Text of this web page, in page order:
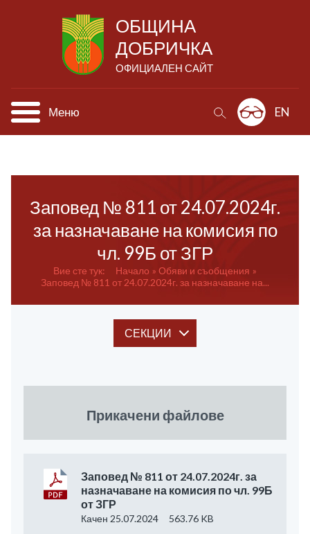
ОБЩИНА
ДОБРИЧКА
ОФИЦИАЛЕН САЙТ
Меню EN
Заповед № 811 от 24.07.2024г.
за назначаване на комисия по
чл. 99Б от ЗГР
Вие сте тук: Начало
Обяви и съобщения
Заповед № 811 от 24.07.2024г. за назначаване на...
СЕКЦИИ
Прикачени файлове
Заповед № 811 от 24.07.2024г. за
назначаване на комисия по чл. 99Б
от ЗГР
Качен 25.07.2024 563.76 KB